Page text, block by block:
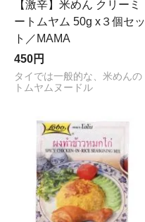
【激辛】米めん クリーミ
ートムヤム 50g x３個セッ
ト／MAMA
450円
タイでは一般的な、米めんの
トムヤムヌードル